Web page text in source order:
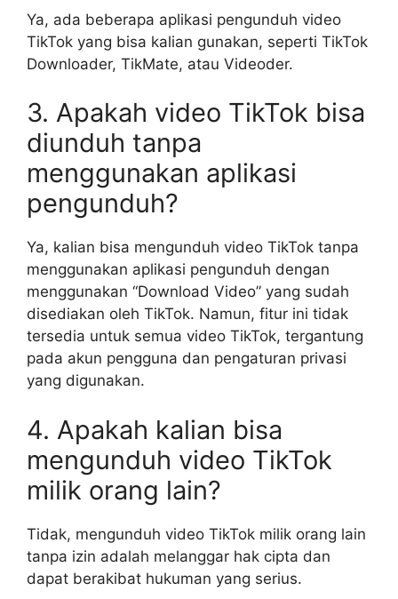
Ya, ada beberapa aplikasi pengunduh video
TikTok yang bisa kalian gunakan, seperti TikTok
Downloader, TikMate, atau Videoder.
3. Apakah video TikTok bisa
diunduh tanpa
menggunakan aplikasi
pengunduh?
Ya, kalian bisa mengunduh video TikTok tanpa
menggunakan aplikasi pengunduh dengan
menggunakan “Download Video” yang sudah
disediakan oleh TikTok. Namun, fitur ini tidak
tersedia untuk semua video TikTok, tergantung
pada akun pengguna dan pengaturan privasi
yang digunakan.
4. Apakah kalian bisa
mengunduh video TikTok
milik orang lain?
Tidak, mengunduh video TikTok milik orang lain
tanpa izin adalah melanggar hak cipta dan
dapat berakibat hukuman yang serius.